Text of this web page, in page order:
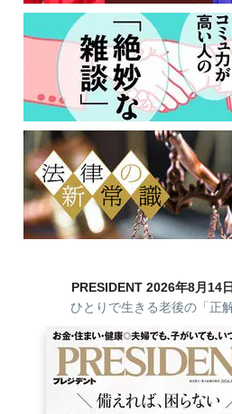
PRESIDENT 2026年8月14
ひとりで生きる老後の「正解